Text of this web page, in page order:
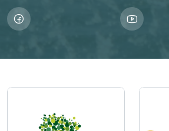
Imagem Imagem